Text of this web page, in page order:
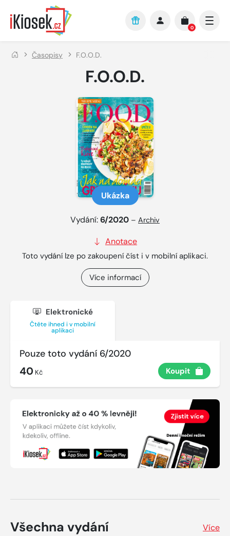
Přejít na hlavní obsah
0
Časopisy F.O.O.D.
F.O.O.D.
Ukázka
Vydání:6/2020 – Archiv
Anotace
Toto vydání lze po zakoupení číst i v mobilní aplikaci.
Více informací
Elektronické
Čtěte ihned i v mobilní
aplikaci
Pouze toto vydání 6/2020
40 Kč Koupit
Všechna vydání Více